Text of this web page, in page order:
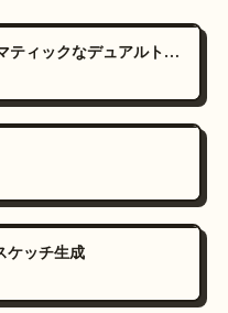
アップロードした写真からシネマティックなデュアルトーンポートレートを作成
ケッチ生成